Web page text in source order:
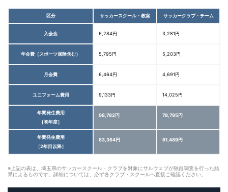
区分 サッカースクール・教室 サッカークラブ・チーム
入会金 6,284円 3,281円
年会費（スポーツ保険含む） 5,795円 5,203円
月会費 6,464円 4,691円
ユニフォーム費用 9,133円 14,025円
年間発生費用
［初年度］
98,782円 78,795円
年間発生費用
［2年目以降］
83,364円 61,489円
※上記の表は、埼玉県のサッカースクール・クラブを対象にサルウェブが独自調査を行った結
果によるものです。詳細については、必ず各クラブ・スクールへ直接ご確認ください。